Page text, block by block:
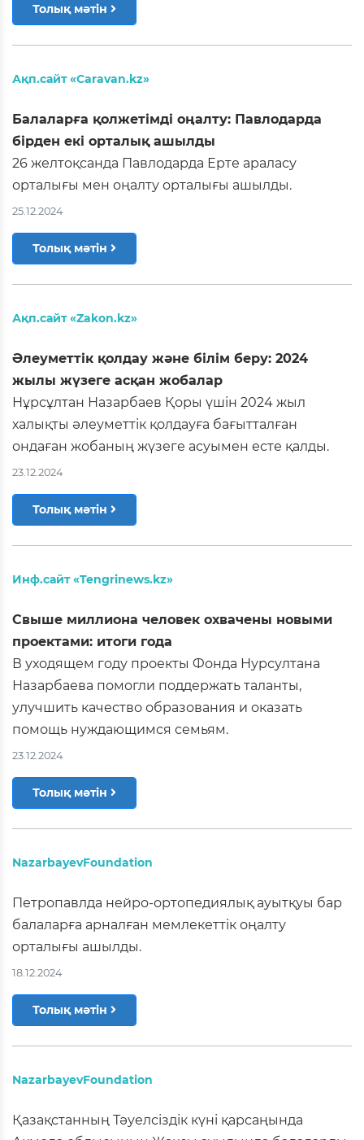
Толық мәтін
Ақп.сайт «Caravan.kz»
Балаларға қолжетімді оңалту: Павлодарда
бірден екі орталық ашылды
26 желтоқсанда Павлодарда Ерте араласу
орталығы мен оңалту орталығы ашылды.
25.12.2024
Толық мәтін
Ақп.сайт «Zakon.kz»
Әлеуметтік қолдау және білім беру: 2024
жылы жүзеге асқан жобалар
Нұрсұлтан Назарбаев Қоры үшін 2024 жыл
халықты әлеуметтік қолдауға бағытталған
ондаған жобаның жүзеге асуымен есте қалды.
23.12.2024
Толық мәтін
Инф.сайт «Tengrinews.kz»
Свыше миллиона человек охвачены новыми
проектами: итоги года
В уходящем году проекты Фонда Нурсултана
Назарбаева помогли поддержать таланты,
улучшить качество образования и оказать
помощь нуждающимся семьям.
23.12.2024
Толық мәтін
NazarbayevFoundation
Петропавлда нейро-ортопедиялық ауытқуы бар
балаларға арналған мемлекеттік оңалту
орталығы ашылды.
18.12.2024
Толық мәтін
NazarbayevFoundation
Қазақстанның Тәуелсіздік күні қарсаңында